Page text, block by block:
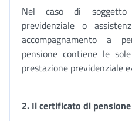
Nel caso di
previdenziale o
accompagnamento a
pensione contiene le
prestazione previdenziale
2. Il certificato di